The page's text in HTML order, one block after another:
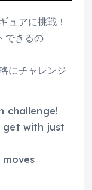
ュアに挑戦！
できるの
にチャレンジ
challenge!
get with just